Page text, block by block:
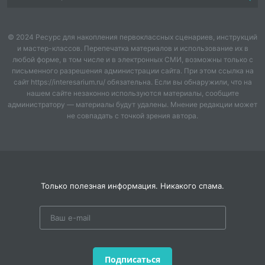
участников группы и
педагога, как поступить;
- понимание того, что одна
и та же математическая
модель отражает одни и
те же отношения между
своей учебной
по результатам изучения
темы);
-элементарные умения
народу, к своей Родине
-освоение личностного
смысла учения
-уважительное отношение
к способу решения,
корректного и
доказательного
товарища при выборе
способа решения или
ответа
© 2024 Ресурс для накопления первоклассных сценариев, инструкций
и мастер-классов. Перепечатка материалов и использование их в
любой форме, в том числе и в электронных СМИ, возможны только с
письменного разрешения администрации сайта. При этом ссылка на
сайт https://interesarium.ru/ обязательна. Если вы обнаружили, что на
нашем сайте незаконно используются материалы, сообщите
администратору — материалы будут удалены. Мнение редакции может
не совпадать с точкой зрения автора.
Только полезная информация. Никакого спама.
Подписаться